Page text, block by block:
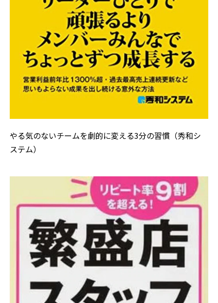
やる気のないチームを劇的に変える3分の習慣（秀和シ
ステム）